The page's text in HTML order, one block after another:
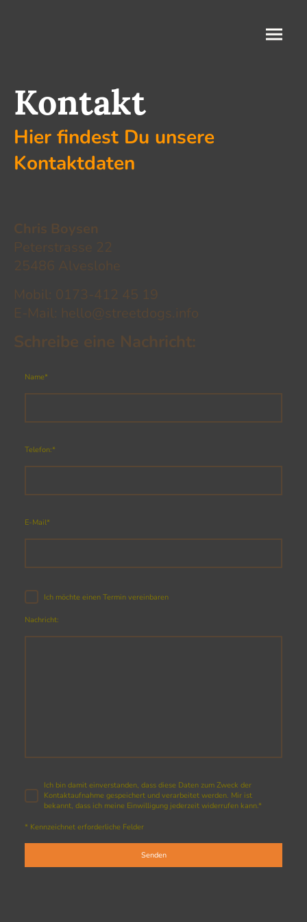
Kontakt
Hier findest Du unsere
Kontaktdaten
Chris Boysen
Peterstrasse 22
25486 Alveslohe
Mobil: 0173-412 45 19
E-Mail: hello@streetdogs.info
Schreibe eine Nachricht:
Name*
Telefon:*
E-Mail*
Ich möchte einen Termin vereinbaren
Nachricht:
Ich bin damit einverstanden, dass diese Daten zum Zweck der
Kontaktaufnahme gespeichert und verarbeitet werden. Mir ist
bekannt, dass ich meine Einwilligung jederzeit widerrufen kann.*
* Kennzeichnet erforderliche Felder
Senden